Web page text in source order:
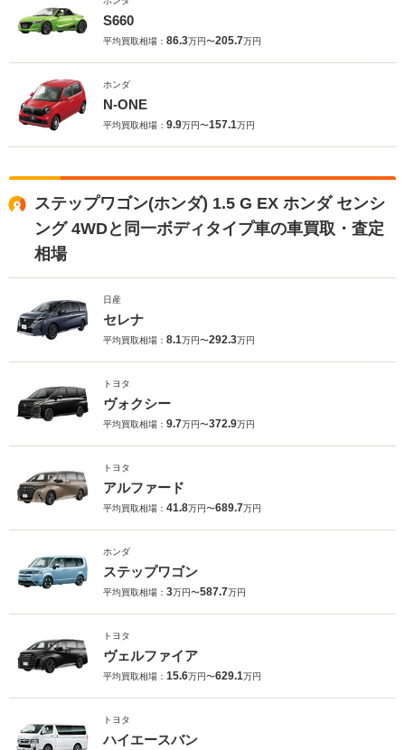
S660
平均買取相場： 86.3万円〜205.7万円
ホンダ
N-ONE
平均買取相場： 9.9万円〜157.1万円
ステップワゴン(ホンダ) 1.5 G EX ホンダ センシ
ング 4WDと同一ボディタイプ車の車買取・査定
相場
日産
セレナ
平均買取相場： 8.1万円〜292.3万円
トヨタ
ヴォクシー
平均買取相場： 9.7万円〜372.9万円
トヨタ
アルファード
平均買取相場： 41.8万円〜689.7万円
ホンダ
ステップワゴン
平均買取相場： 3万円〜587.7万円
トヨタ
ヴェルファイア
平均買取相場： 15.6万円〜629.1万円
トヨタ
ハイエースバン